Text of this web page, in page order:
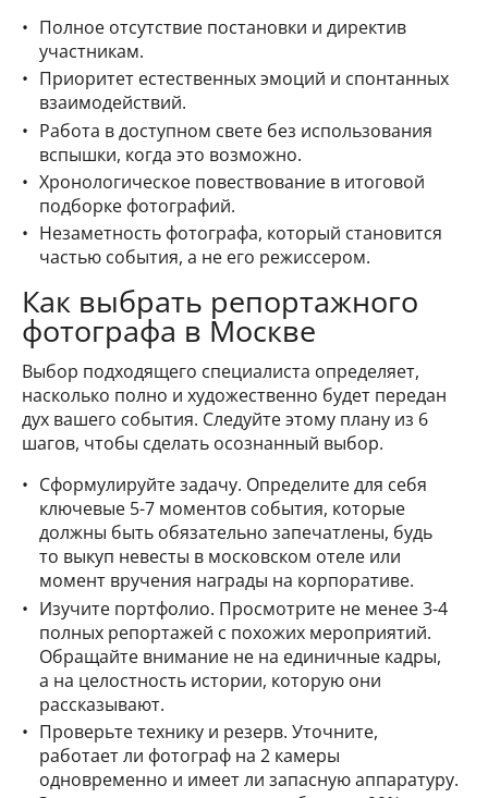
Полное отсутствие постановки и директив
участникам.
Приоритет естественных эмоций и спонтанных
взаимодействий.
Работа в доступном свете без использования
вспышки, когда это возможно.
Хронологическое повествование в итоговой
подборке фотографий.
Незаметность фотографа, который становится
частью события, а не его режиссером.
Как выбрать репортажного
фотографа в Москве
Выбор подходящего специалиста определяет,
насколько полно и художественно будет передан
дух вашего события. Следуйте этому плану из 6
шагов, чтобы сделать осознанный выбор.
Сформулируйте задачу. Определите для себя
ключевые 5-7 моментов события, которые
должны быть обязательно запечатлены, будь
то выкуп невесты в московском отеле или
момент вручения награды на корпоративе.
Изучите портфолио. Просмотрите не менее 3-4
полных репортажей с похожих мероприятий.
Обращайте внимание не на единичные кадры,
а на целостность истории, которую они
рассказывают.
Проверьте технику и резерв. Уточните,
работает ли фотограф на 2 камеры
одновременно и имеет ли запасную аппаратуру.